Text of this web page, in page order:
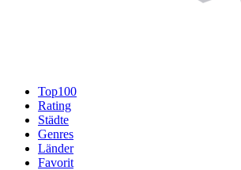
Top100
Rating
Städte
Genres
Länder
Favorit